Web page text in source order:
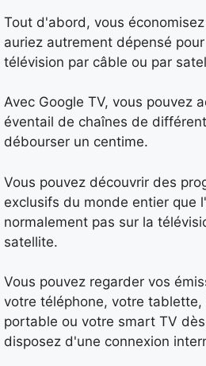
Tout d'abord, vous
auriez autrement dépensé
télévision par câble ou par
Avec Google TV, vous pouvez
éventail de chaînes de
débourser un centime.
Vous pouvez découvrir des
exclusifs du monde entier que
normalement pas sur la
satellite.
Vous pouvez regarder vos
votre téléphone, votre
portable ou votre smart TV
disposez d'une connexion